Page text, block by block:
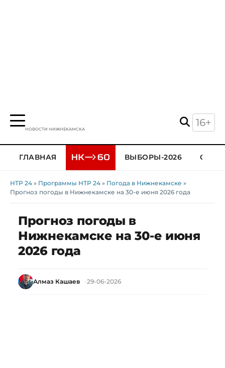
НОВОСТИ НИЖНЕКАМСКА
16+
ГЛАВНАЯ ВЫБОРЫ-2026
НТР 24 » Программы НТР 24 » Погода в Нижнекамске »
Прогноз погоды в Нижнекамске на 30-е июня 2026 года
Прогноз погоды в
Нижнекамске на 30-е июня
2026 года
Алмаз Кашаев 29-06-2026